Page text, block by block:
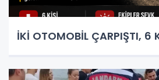
İKİ OTOMOBİL ÇARPIŞTI, 6